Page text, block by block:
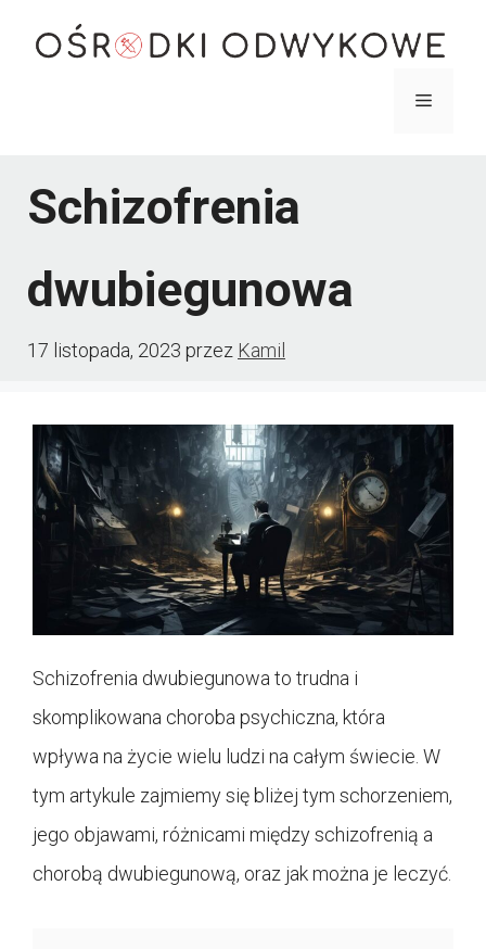
Menu
Schizofrenia
dwubiegunowa
17 listopada, 2023 przez Kamil
Schizofrenia dwubiegunowa to trudna i
skomplikowana choroba psychiczna, która
wpływa na życie wielu ludzi na całym świecie. W
tym artykule zajmiemy się bliżej tym schorzeniem,
jego objawami, różnicami między schizofrenią a
chorobą dwubiegunową, oraz jak można je leczyć.